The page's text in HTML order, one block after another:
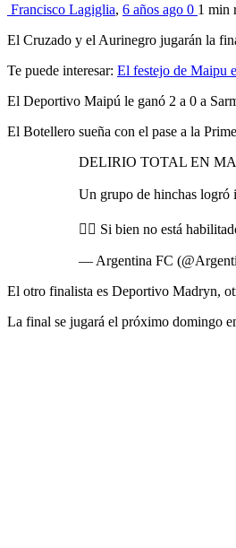
Francisco Lagiglia, 6 años ago 0 1 min
El Cruzado y el Aurinegro jugarán la
Te puede interesar: El festejo de Maipu
El Deportivo Maipú le ganó 2 a 0 a
El Botellero sueña con el pase a la
DELIRIO TOTAL EN
Un grupo de hinchas logró
👉🏽 Si bien no está
— Argentina FC
El otro finalista es Deportivo Madryn,
La final se jugará el próximo domingo